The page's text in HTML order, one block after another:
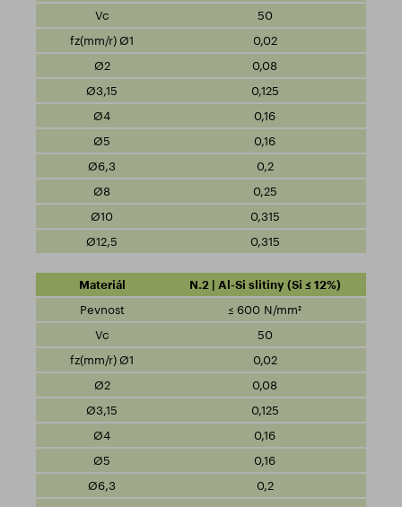
50
0,02
0,08
0,125
0,16
0,16
0,2
0,25
0,315
0,315
N.2 | Al-Si slitiny (Si ≤ 12%)
≤ 600 N/mm²
50
0,02
0,08
0,125
0,16
0,16
0,2